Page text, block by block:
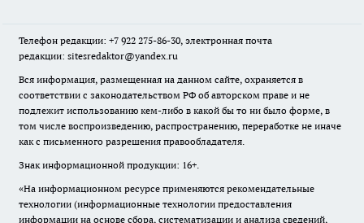
Телефон редакции: +7 922 275-86-30, электронная почта
редакции: sitesredaktor@yandex.ru
Вся информация, размещенная на данном сайте, охраняется в
соответствии с законодательством РФ об авторском праве и не
подлежит использованию кем-либо в какой бы то ни было форме, в
том числе воспроизведению, распространению, переработке не иначе
как с письменного разрешения правообладателя.
Знак информационной продукции: 16+.
«На информационном ресурсе применяются рекомендательные
технологии (информационные технологии предоставления
информации на основе сбора, систематизации и анализа сведений,